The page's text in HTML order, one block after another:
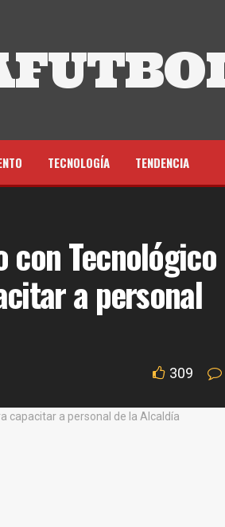
TECNOLOGÍA TENDENCIA
con Tecnológico
a personal
309